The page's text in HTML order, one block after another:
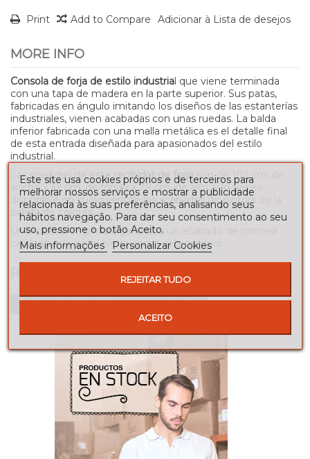
Print Add to Compare Adicionar à Lista de desejos
MORE INFO
Consola de forja de estilo industrial que viene terminada
con una tapa de madera en la parte superior. Sus patas,
fabricadas en ángulo imitando los diseños de las estanterías
industriales, vienen acabadas con unas ruedas. La balda
inferior fabricada con una malla metálica es el detalle final
de esta entrada diseñada para apasionados del estilo
industrial.
Las medidas de esterecibidor de forjason de 102 cm. de
ancho x 32 cm. de fondo x 79 cm. de alto, y lo tienes
disponible en cualquiera de los acabados de pintura de la
paleta de colores.
Un proceso de pintura garantiza un acabado de primera
calidad tanto en el hierro como el la madera.
Seja o primeiro a fazer uma avaliação!
Este site usa cookies próprios e de terceiros para
melhorar nossos serviços e mostrar a publicidade
relacionada às suas preferências, analisando seus
hábitos navegação. Para dar seu consentimento ao seu
uso, pressione o botão Aceito.
Mais informações
Personalizar Cookies
REJEITAR TUDO
ACEITO